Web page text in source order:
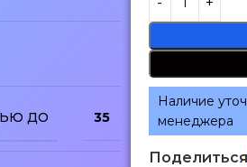
ДО 35
Наличие
менеджера